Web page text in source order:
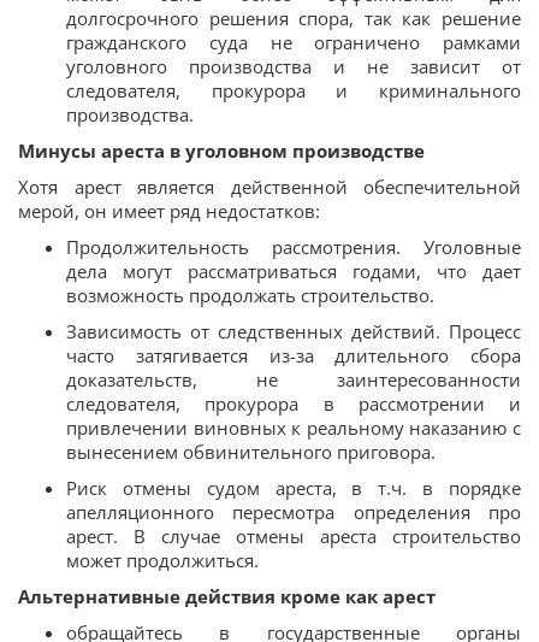
долгосрочного решения спора, так как решение
гражданского суда не ограничено рамками
уголовного производства и не зависит от
следователя, прокурора и криминального
производства.
Минусы ареста в уголовном производстве
Хотя арест является действенной обеспечительной
мерой, он имеет ряд недостатков:
Продолжительность рассмотрения. Уголовные
дела могут рассматриваться годами, что дает
возможность продолжать строительство.
Зависимость от следственных действий. Процесс
часто затягивается из-за длительного сбора
доказательств, не заинтересованности
следователя, прокурора в рассмотрении и
привлечении виновных к реальному наказанию с
вынесением обвинительного приговора.
Риск отмены судом ареста, в т.ч. в порядке
апелляционного пересмотра определения про
арест. В случае отмены ареста строительство
может продолжиться.
Альтернативные действия кроме как арест
обращайтесь в государственные органы